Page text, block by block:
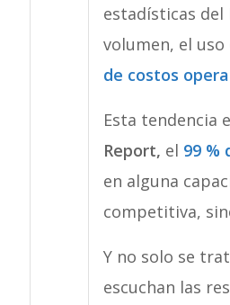
estadísticas del
volumen, el
de costos
Esta tendencia
Report, el 99 %
en alguna
competitiva,
Y no solo se
escuchan las